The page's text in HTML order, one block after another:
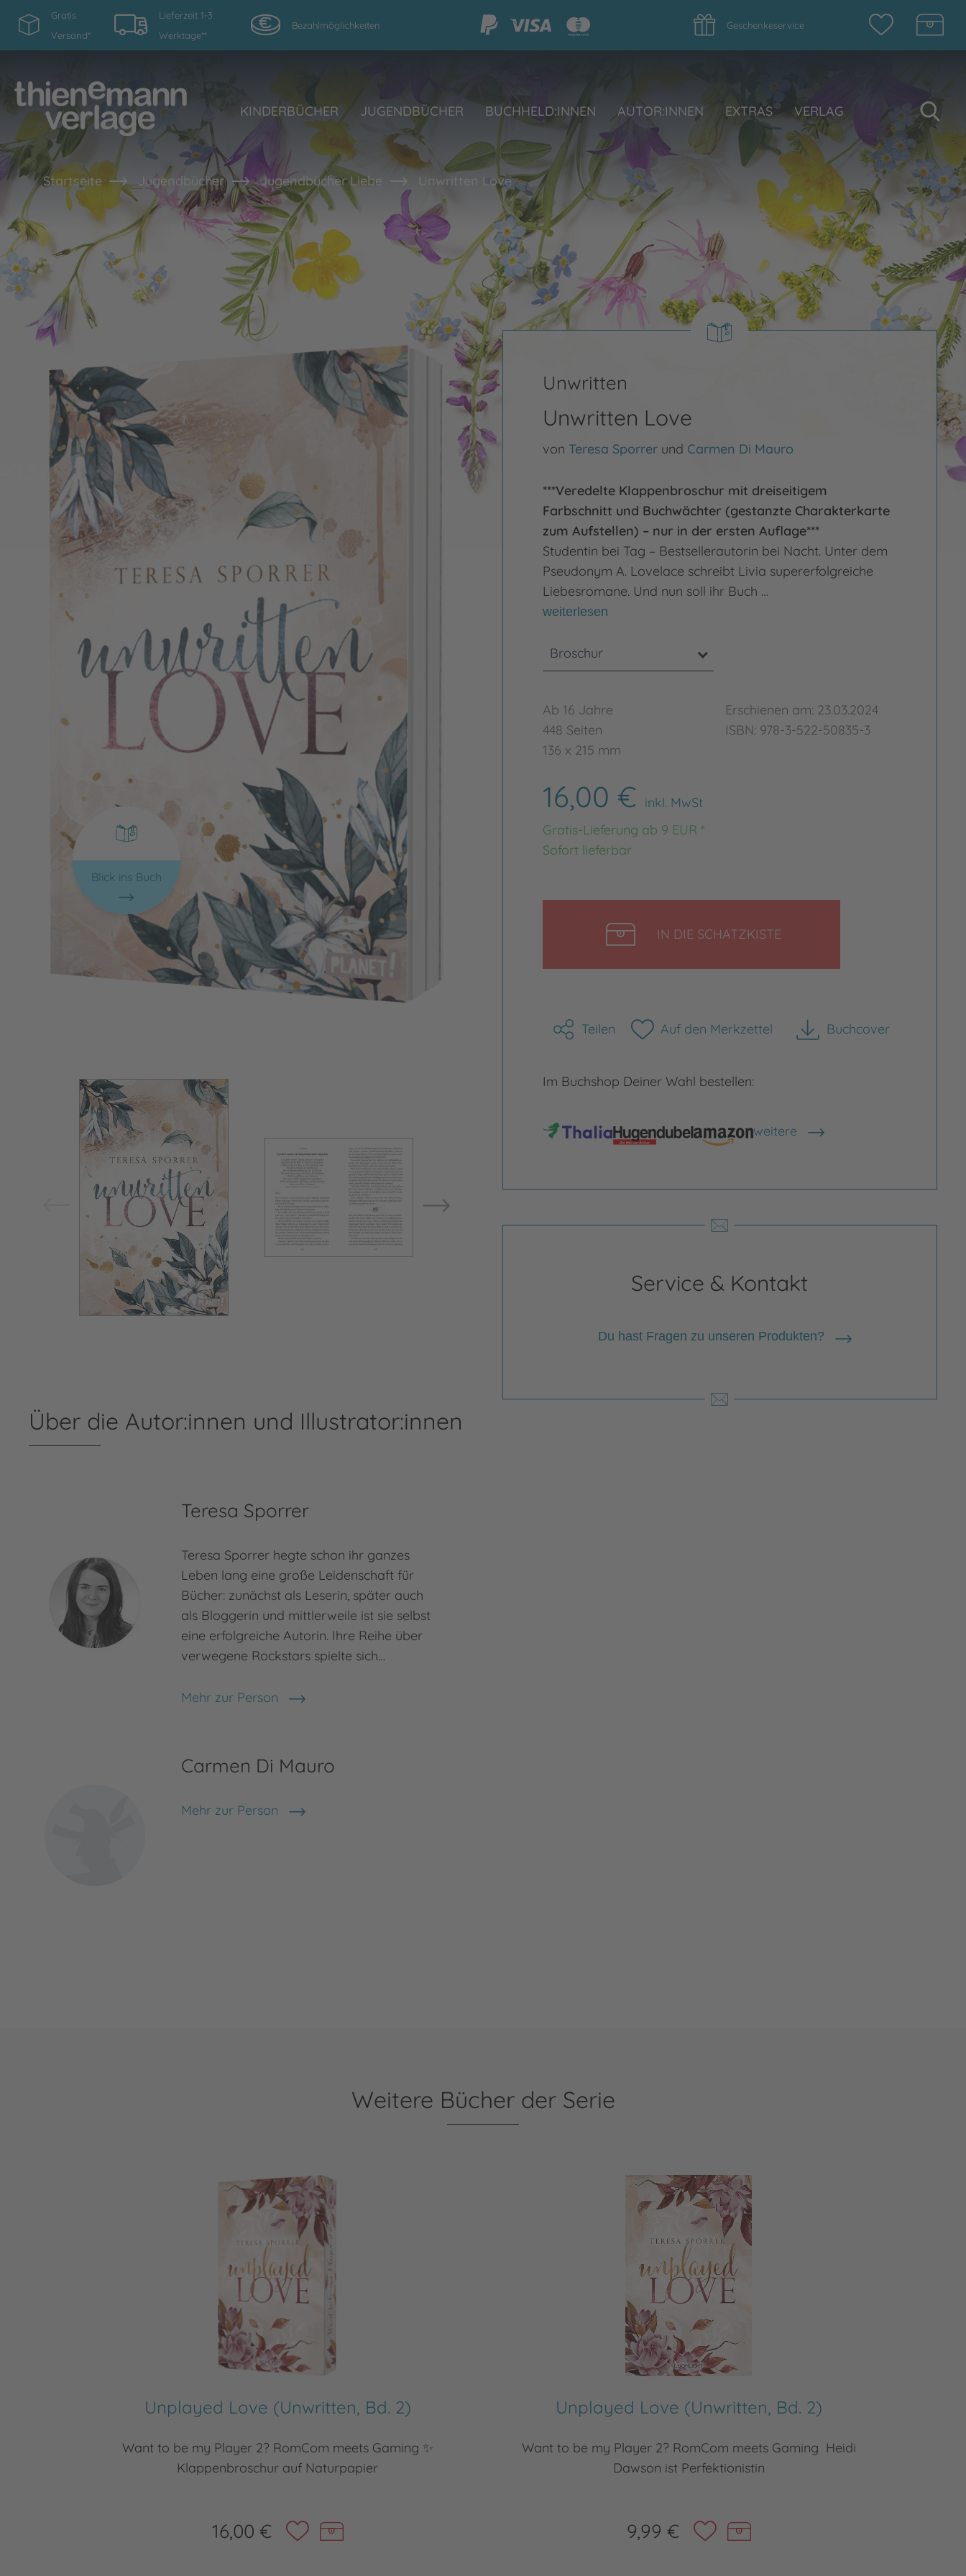
Gratis
Versand*
Lieferzeit 1-3
Werktage**
Bezahlmöglichkeiten Geschenkeservice
KINDERBÜCHER JUGENDBÜCHER BUCHHELD:INNEN AUTOR:INNEN EXTRAS VERLAG
Startseite Jugendbücher Jugendbücher Liebe Unwritten Love
Blick ins Buch
Bild vergrößern
Bild vergrößern
Unwritten
Unwritten Love
von Teresa Sporrerund Carmen Di Mauro
***Veredelte Klappenbroschur mit dreiseitigem
Farbschnitt und Buchwächter (gestanzte Charakterkarte
zum Aufstellen) – nur in der ersten Auflage***
Studentin bei Tag – Bestsellerautorin bei Nacht. Unter dem
Pseudonym A. Lovelace schreibt Livia supererfolgreiche
Liebesromane. Und nun soll ihr Buch …
weiterlesen
Broschur
Ab 16 Jahre
448 Seiten
136 x 215 mm
Erschienen am: 23.03.2024
ISBN: 978-3-522-50835-3
16,00 € inkl. MwSt
Gratis-Lieferung ab 9 EUR *
Sofort lieferbar
IN DIE SCHATZKISTE
Teilen Auf den Merkzettel Buchcover
herunterladen
Im Buchshop Deiner Wahl bestellen:
weitere
Shops anzeigen
Service & Kontakt
Du hast Fragen zu unseren Produkten?
Über die Autor:innen und Illustrator:innen
Teresa Sporrer
Teresa Sporrer hegte schon ihr ganzes
Leben lang eine große Leidenschaft für
Bücher: zunächst als Leserin, später auch
als Bloggerin und mittlerweile ist sie selbst
eine erfolgreiche Autorin. Ihre Reihe über
verwegene Rockstars spielte sich…
Mehr zur Person
Teresa Sporrer
Carmen Di Mauro
Mehr zur Person
Carmen Di Mauro
Weitere Bücher der Serie
Unplayed Love (Unwritten, Bd. 2)
Want to be my Player 2? RomCom meets Gaming ✨
Klappenbroschur auf Naturpapier
16,00 €
Unplayed Love (Unwritten, Bd. 2)
Want to be my Player 2? RomCom meets Gaming Heidi
Dawson ist Perfektionistin
9,99 €